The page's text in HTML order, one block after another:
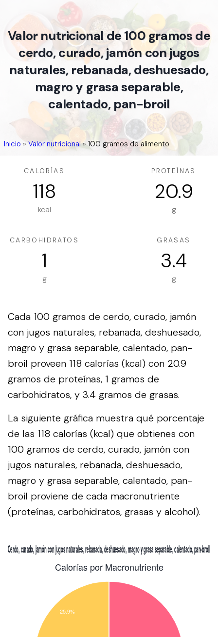
Valor nutricional de 100 gramos de
cerdo, curado, jamón con jugos
naturales, rebanada, deshuesado,
magro y grasa separable,
calentado, pan-broil
Inicio » Valor nutricional»100 gramos de alimento
CALORÍAS
118
kcal
PROTEÍNAS
20.9
g
CARBOHIDRATOS
1
g
GRASAS
3.4
g
Cada 100 gramos de cerdo, curado, jamón
con jugos naturales, rebanada, deshuesado,
magro y grasa separable, calentado, pan-
broil proveen 118 calorías (kcal) con 20.9
gramos de proteínas, 1 gramos de
carbohidratos, y 3.4 gramos de grasas.
La siguiente gráfica muestra qué porcentaje
de las 118 calorías (kcal) que obtienes con
100 gramos de cerdo, curado, jamón con
jugos naturales, rebanada, deshuesado,
magro y grasa separable, calentado, pan-
broil proviene de cada macronutriente
(proteínas, carbohidratos, grasas y alcohol).